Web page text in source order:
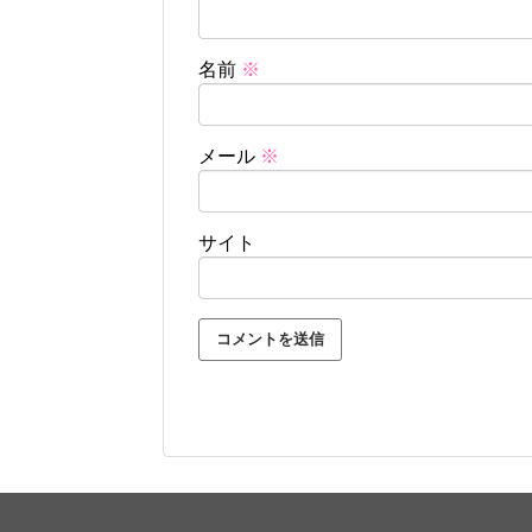
名前 ※
メール ※
サイト